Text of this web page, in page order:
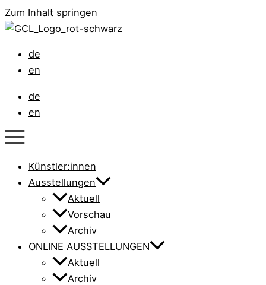
Zum Inhalt springen
de
en
de
en
Künstler:innen
Ausstellungen
Aktuell
Vorschau
Archiv
ONLINE AUSSTELLUNGEN
Aktuell
Archiv